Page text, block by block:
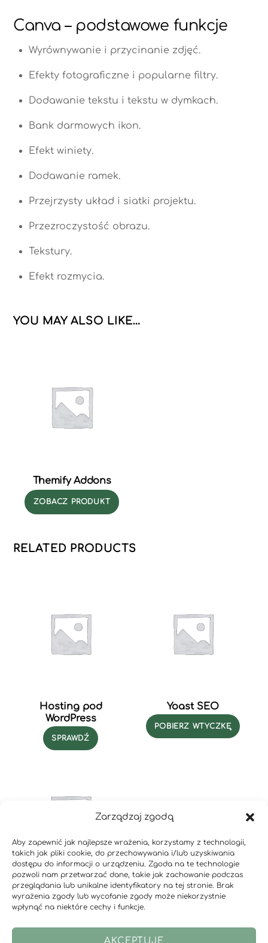
Zarządzaj zgodą
Aby zapewnić jak najlepsze wrażenia, korzystamy z technologii,
takich jak pliki cookie, do przechowywania i/lub uzyskiwania
dostępu do informacji o urządzeniu. Zgoda na te technologie
pozwoli nam przetwarzać dane, takie jak zachowanie podczas
przeglądania lub unikalne identyfikatory na tej stronie. Brak
wyrażenia zgody lub wycofanie zgody może niekorzystnie
wpłynąć na niektóre cechy i funkcje.
AKCEPTUJĘ
Canva – podstawowe funkcje
Wyrównywanie i przycinanie zdjęć.
Efekty fotograficzne i popularne filtry.
Dodawanie tekstu i tekstu w dymkach.
Bank darmowych ikon.
Efekt winiety.
Dodawanie ramek.
Przejrzysty układ i siatki projektu.
Przezroczystość obrazu.
Tekstury.
Efekt rozmycia.
YOU MAY ALSO LIKE…
Themify Addons
ZOBACZ PRODUKT
RELATED PRODUCTS
Hosting pod
WordPress
SPRAWDŹ
Yoast SEO
POBIERZ WTYCZKĘ
All in One WP Security
POBIERZ WTYCZKĘ